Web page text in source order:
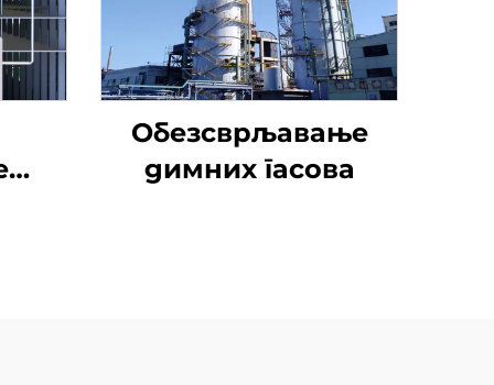
Обезсврљавање
димних гасова